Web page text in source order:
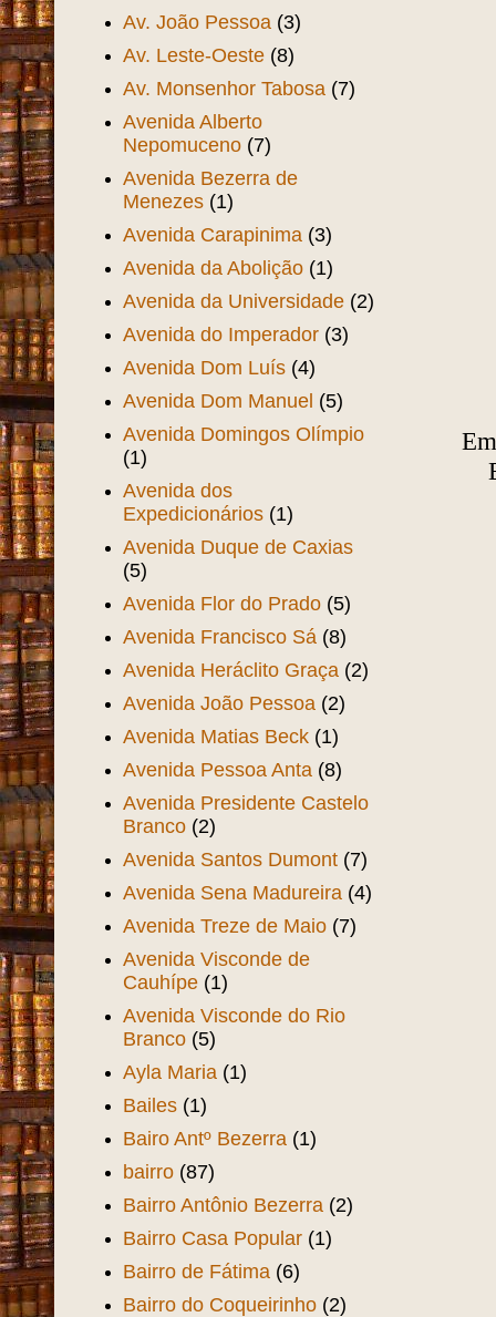
Av. João Pessoa (3)
Av. Leste-Oeste (8)
Av. Monsenhor Tabosa (7)
Avenida Alberto
Nepomuceno (7)
Avenida Bezerra de
Menezes (1)
Avenida Carapinima (3)
Avenida da Abolição (1)
Avenida da Universidade (2)
Avenida do Imperador (3)
Avenida Dom Luís (4)
Avenida Dom Manuel (5)
Avenida Domingos Olímpio
(1)
Avenida dos
Expedicionários (1)
Avenida Duque de Caxias
(5)
Avenida Flor do Prado (5)
Avenida Francisco Sá (8)
Avenida Heráclito Graça (2)
Avenida João Pessoa (2)
Avenida Matias Beck (1)
Avenida Pessoa Anta (8)
Avenida Presidente Castelo
Branco (2)
Avenida Santos Dumont (7)
Avenida Sena Madureira (4)
Avenida Treze de Maio (7)
Avenida Visconde de
Cauhípe (1)
Avenida Visconde do Rio
Branco (5)
Ayla Maria (1)
Bailes (1)
Bairo Antº Bezerra (1)
bairro (87)
Bairro Antônio Bezerra (2)
Bairro Casa Popular (1)
Bairro de Fátima (6)
Bairro do Coqueirinho (2)